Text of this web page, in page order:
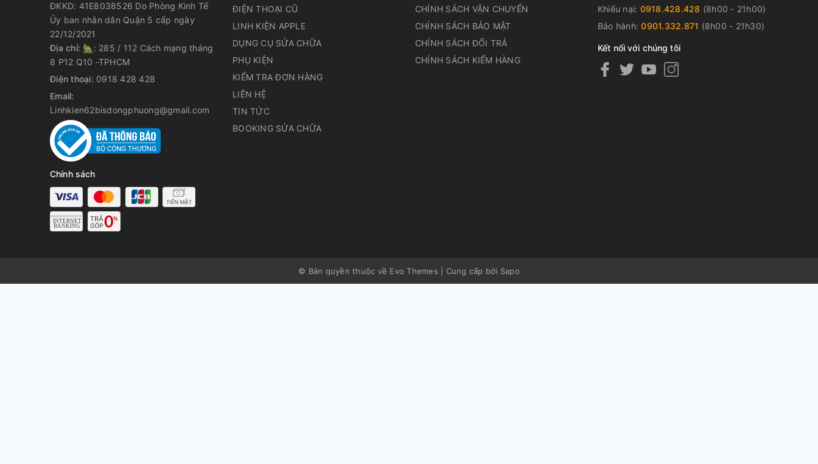
ĐKKD: 41E8038526 Do Phòng Kinh Tế
Ủy ban nhân dân Quận 5 cấp ngày
22/12/2021
Địa chỉ: 🏡: 285 / 112 Cách mạng tháng
8 P12 Q10 -TPHCM
Điện thoại: 0918 428 428
Email:
Linhkien62bisdongphuong@gmail.com
Chính sách
ĐIỆN THOẠI CŨ
LINH KIỆN APPLE
DỤNG CỤ SỬA CHỮA
PHỤ KIỆN
KIỂM TRA ĐƠN HÀNG
LIÊN HỆ
TIN TỨC
BOOKING SỬA CHỮA
CHÍNH SÁCH VẬN CHUYỂN
CHÍNH SÁCH BẢO MẬT
CHÍNH SÁCH ĐỔI TRẢ
CHÍNH SÁCH KIỂM HÀNG
Khiếu nại: 0918.428.428 (8h00 - 21h00)
Bảo hành:0901.332.871 (8h00 - 21h30)
Kết nối với chúng tôi
© Bản quyền thuộc về Evo Themes Cung cấp bởi Sapo